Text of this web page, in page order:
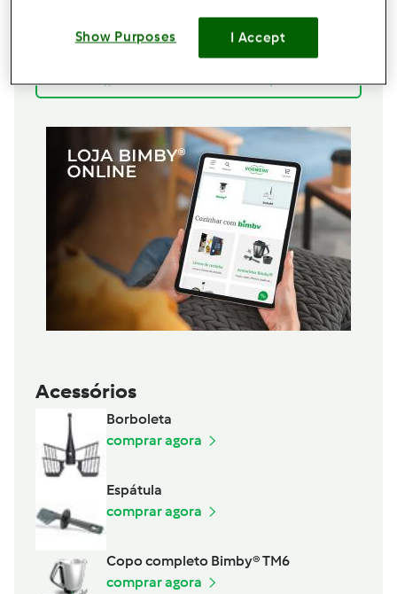
c. cháessência de baunilha
Acessórios
Borboleta
comprar agora
Espátula
comprar agora
Copo completo Bimby® TM6
comprar agora
Show Purposes I Accept